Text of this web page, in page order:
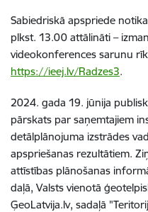
Sabiedriskā apspriede
plkst. 13.00 attālināti –
videokonferences sarunu
https://ieej.lv/Radzes3.
2024. gada 19. jūnija
pārskats par saņemtajiem
detālplānojuma izstrādes
apspriešanas rezultātiem.
attīstības plānošanas
daļā, Valsts vienotā
ĢeoLatvija.lv, sadaļā